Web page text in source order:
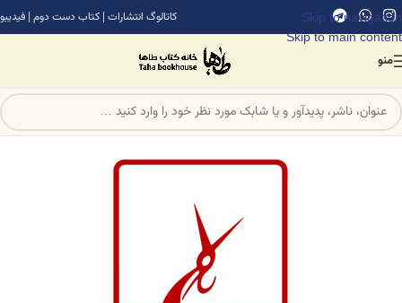
Skip to navigation
Skip to main content
کاتالوگ انتشارات | کتاب دست دوم | فیدیبو
منو